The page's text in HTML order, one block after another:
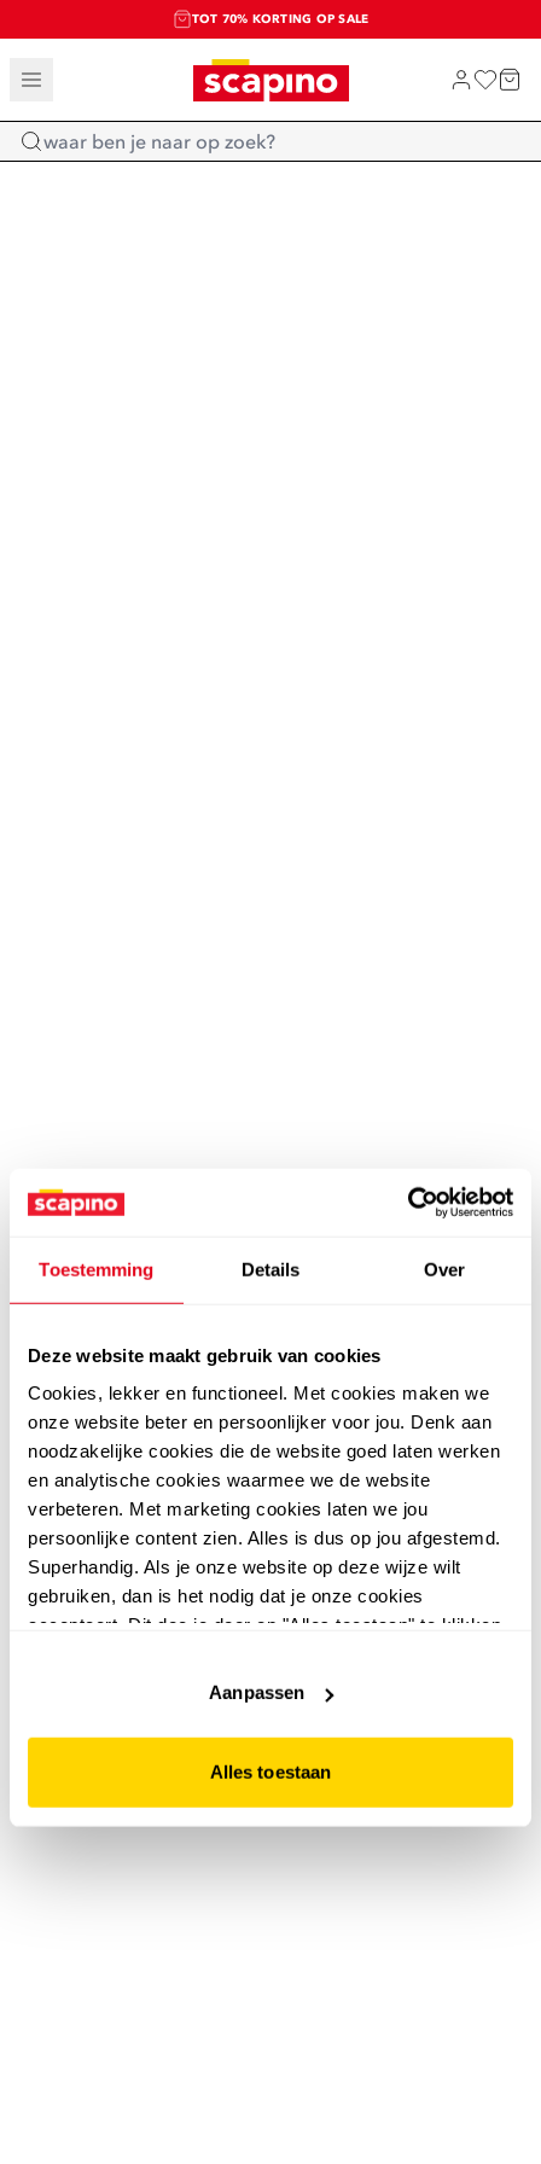
Toestemming Details Over
Deze website maakt gebruik van cookies
Cookies, lekker en functioneel. Met cookies maken we
onze website beter en persoonlijker voor jou. Denk aan
noodzakelijke cookies die de website goed laten werken
en analytische cookies waarmee we de website
verbeteren. Met marketing cookies laten we jou
persoonlijke content zien. Alles is dus op jou afgestemd.
Superhandig. Als je onze website op deze wijze wilt
gebruiken, dan is het nodig dat je onze cookies
accepteert. Dit doe je door op "Alles toestaan" te klikken.
website niet optimaal functioneert.
Aanpassen
Alles toestaan
TOT 70% KORTING OP SALE
SALE: LAATSTE KANS!
SHOP NIEUW
Home